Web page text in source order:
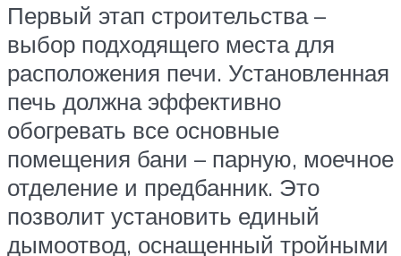
Первый этап строительства –
выбор подходящего места для
расположения печи. Установленная
печь должна эффективно
обогревать все основные
помещения бани – парную, моечное
отделение и предбанник. Это
позволит установить единый
дымоотвод, оснащенный тройными